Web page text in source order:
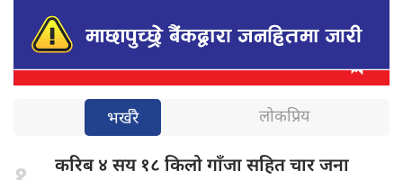
भर्खरै लोकप्रिय
करिब ४ सय १८ किलो गाँजा सहित चार जना